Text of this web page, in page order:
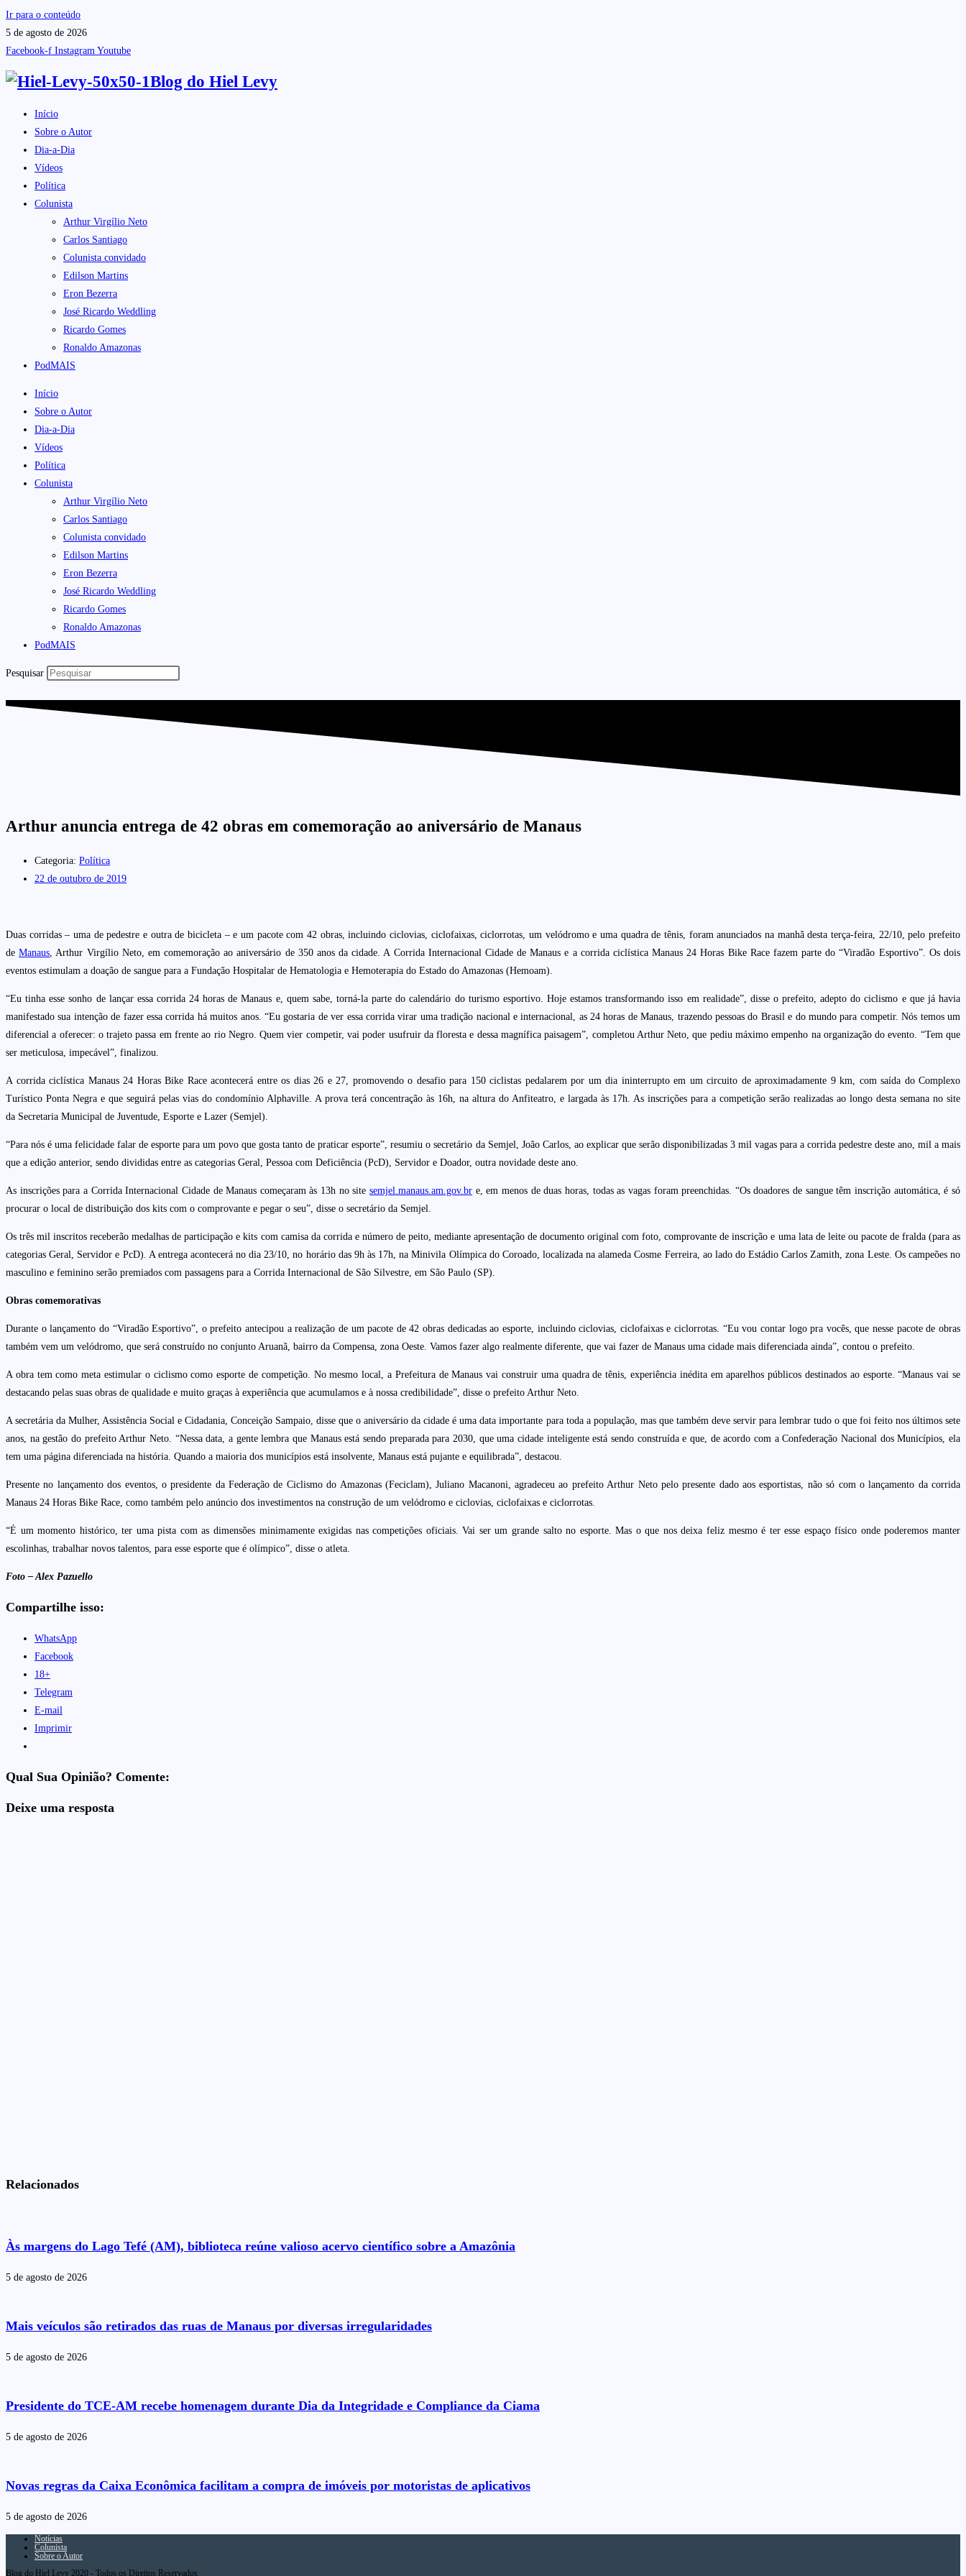
Ir para o conteúdo
5 de agosto de 2026
Facebook-f Instagram Youtube
Blog do Hiel Levy
Início
Sobre o Autor
Dia-a-Dia
Vídeos
Política
Colunista
Arthur Virgílio Neto
Carlos Santiago
Colunista convidado
Edilson Martins
Eron Bezerra
José Ricardo Weddling
Ricardo Gomes
Ronaldo Amazonas
PodMAIS
Início
Sobre o Autor
Dia-a-Dia
Vídeos
Política
Colunista
Arthur Virgílio Neto
Carlos Santiago
Colunista convidado
Edilson Martins
Eron Bezerra
José Ricardo Weddling
Ricardo Gomes
Ronaldo Amazonas
PodMAIS
Pesquisar
Arthur anuncia entrega de 42 obras em comemoração ao aniversário de Manaus
Categoria: Política
22 de outubro de 2019
Duas corridas – uma de pedestre e outra de bicicleta – e um pacote com 42 obras, incluindo ciclovias, ciclofaixas, ciclorrotas, um velódromo e uma quadra de tênis, foram anunciados na manhã desta terça-feira, 22/10, pelo prefeito
deManaus , Arthur Virgílio Neto, em comemoração ao aniversário de 350 anos da cidade. A Corrida Internacional Cidade de Manaus e a corrida ciclística Manaus 24 Horas Bike Race fazem parte do “Viradão Esportivo”. Os dois
eventos estimulam a doação de sangue para a Fundação Hospitalar de Hematologia e Hemoterapia do Estado do Amazonas (Hemoam).
“Eu tinha esse sonho de lançar essa corrida 24 horas de Manaus e, quem sabe, torná-la parte do calendário do turismo esportivo. Hoje estamos transformando isso em realidade”, disse o prefeito, adepto do ciclismo e que já havia
manifestado sua intenção de fazer essa corrida há muitos anos. “Eu gostaria de ver essa corrida virar uma tradição nacional e internacional, as 24 horas de Manaus, trazendo pessoas do Brasil e do mundo para competir. Nós temos um
diferencial a oferecer: o trajeto passa em frente ao rio Negro. Quem vier competir, vai poder usufruir da floresta e dessa magnífica paisagem”, completou Arthur Neto, que pediu máximo empenho na organização do evento. “Tem que
ser meticulosa, impecável”, finalizou.
A corrida ciclística Manaus 24 Horas Bike Race acontecerá entre os dias 26 e 27, promovendo o desafio para 150 ciclistas pedalarem por um dia ininterrupto em um circuito de aproximadamente 9 km, com saída do Complexo
Turístico Ponta Negra e que seguirá pelas vias do condomínio Alphaville. A prova terá concentração às 16h, na altura do Anfiteatro, e largada às 17h. As inscrições para a competição serão realizadas ao longo desta semana no site
da Secretaria Municipal de Juventude, Esporte e Lazer (Semjel).
“Para nós é uma felicidade falar de esporte para um povo que gosta tanto de praticar esporte”, resumiu o secretário da Semjel, João Carlos, ao explicar que serão disponibilizadas 3 mil vagas para a corrida pedestre deste ano, mil a mais
que a edição anterior, sendo divididas entre as categorias Geral, Pessoa com Deficiência (PcD), Servidor e Doador, outra novidade deste ano.
As inscrições para a Corrida Internacional Cidade de Manaus começaram às 13h no sitesemjel.manaus.am.gov.br e, em menos de duas horas, todas as vagas foram preenchidas. “Os doadores de sangue têm inscrição automática, é só
procurar o local de distribuição dos kits com o comprovante e pegar o seu”, disse o secretário da Semjel.
Os três mil inscritos receberão medalhas de participação e kits com camisa da corrida e número de peito, mediante apresentação de documento original com foto, comprovante de inscrição e uma lata de leite ou pacote de fralda (para as
categorias Geral, Servidor e PcD). A entrega acontecerá no dia 23/10, no horário das 9h às 17h, na Minivila Olímpica do Coroado, localizada na alameda Cosme Ferreira, ao lado do Estádio Carlos Zamith, zona Leste. Os campeões no
masculino e feminino serão premiados com passagens para a Corrida Internacional de São Silvestre, em São Paulo (SP).
Obras comemorativas
Durante o lançamento do “Viradão Esportivo”, o prefeito antecipou a realização de um pacote de 42 obras dedicadas ao esporte, incluindo ciclovias, ciclofaixas e ciclorrotas. “Eu vou contar logo pra vocês, que nesse pacote de obras
também vem um velódromo, que será construído no conjunto Aruanã, bairro da Compensa, zona Oeste. Vamos fazer algo realmente diferente, que vai fazer de Manaus uma cidade mais diferenciada ainda”, contou o prefeito.
A obra tem como meta estimular o ciclismo como esporte de competição. No mesmo local, a Prefeitura de Manaus vai construir uma quadra de tênis, experiência inédita em aparelhos públicos destinados ao esporte. “Manaus vai se
destacando pelas suas obras de qualidade e muito graças à experiência que acumulamos e à nossa credibilidade”, disse o prefeito Arthur Neto.
A secretária da Mulher, Assistência Social e Cidadania, Conceição Sampaio, disse que o aniversário da cidade é uma data importante para toda a população, mas que também deve servir para lembrar tudo o que foi feito nos últimos sete
anos, na gestão do prefeito Arthur Neto. “Nessa data, a gente lembra que Manaus está sendo preparada para 2030, que uma cidade inteligente está sendo construída e que, de acordo com a Confederação Nacional dos Municípios, ela
tem uma página diferenciada na história. Quando a maioria dos municípios está insolvente, Manaus está pujante e equilibrada”, destacou.
Presente no lançamento dos eventos, o presidente da Federação de Ciclismo do Amazonas (Feciclam), Juliano Macanoni, agradeceu ao prefeito Arthur Neto pelo presente dado aos esportistas, não só com o lançamento da corrida
Manaus 24 Horas Bike Race, como também pelo anúncio dos investimentos na construção de um velódromo e ciclovias, ciclofaixas e ciclorrotas.
“É um momento histórico, ter uma pista com as dimensões minimamente exigidas nas competições oficiais. Vai ser um grande salto no esporte. Mas o que nos deixa feliz mesmo é ter esse espaço físico onde poderemos manter
escolinhas, trabalhar novos talentos, para esse esporte que é olímpico”, disse o atleta.
Foto – Alex Pazuello
Compartilhe isso:
WhatsApp
Facebook
18+
Telegram
E-mail
Imprimir
Qual Sua Opinião? Comente:
Deixe uma resposta
Relacionados
Às margens do Lago Tefé (AM), biblioteca reúne valioso acervo científico sobre a Amazônia
5 de agosto de 2026
Mais veículos são retirados das ruas de Manaus por diversas irregularidades
5 de agosto de 2026
Presidente do TCE-AM recebe homenagem durante Dia da Integridade e Compliance da Ciama
5 de agosto de 2026
Novas regras da Caixa Econômica facilitam a compra de imóveis por motoristas de aplicativos
5 de agosto de 2026
Notícias
Colunista
Sobre o Autor
Blog do Hiel Levy 2020 - Todos os Direitos Reservados